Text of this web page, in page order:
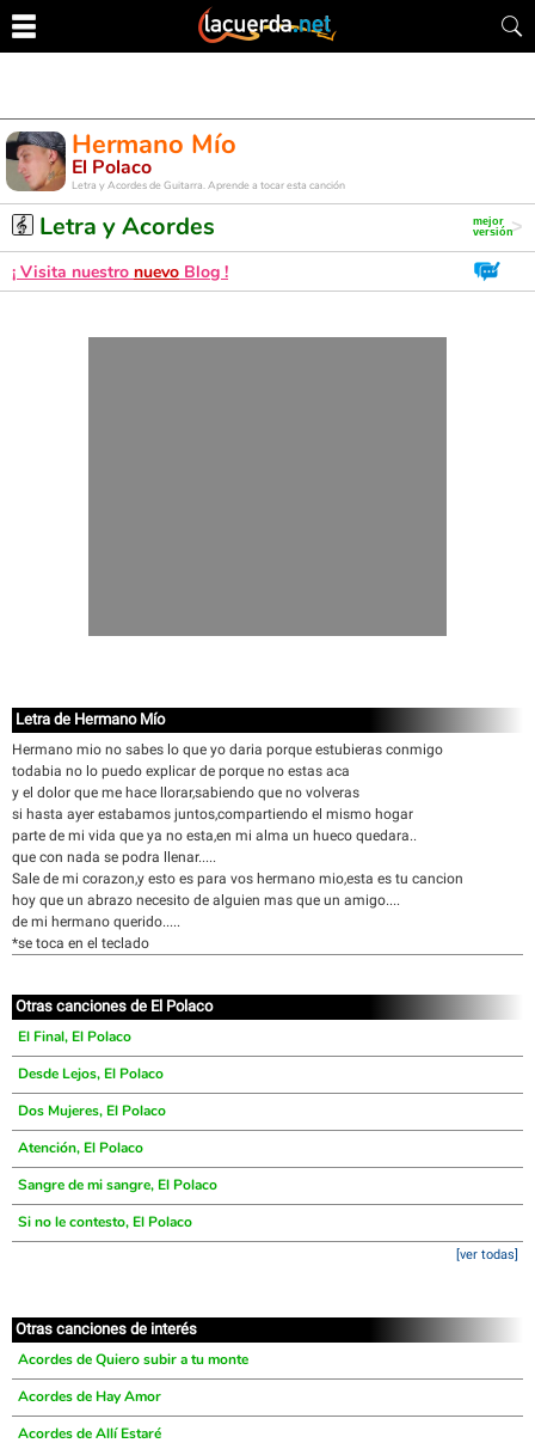
Hermano Mío
El Polaco
Letra y Acordes de Guitarra. Aprende a tocar esta canción
Letra y Acordes
¡ Visita nuestro nuevo Blog !
Letra de Hermano Mío
Hermano mio no sabes lo que yo daria porque estubieras conmigo
todabia no lo puedo explicar de porque no estas aca
y el dolor que me hace llorar,sabiendo que no volveras
si hasta ayer estabamos juntos,compartiendo el mismo hogar
parte de mi vida que ya no esta,en mi alma un hueco quedara..
que con nada se podra llenar.....
Sale de mi corazon,y esto es para vos hermano mio,esta es tu cancion
hoy que un abrazo necesito de alguien mas que un amigo....
de mi hermano querido.....
*se toca en el teclado
Otras canciones de El Polaco
El Final, El Polaco
Desde Lejos, El Polaco
Dos Mujeres, El Polaco
Atención, El Polaco
Sangre de mi sangre, El Polaco
Si no le contesto, El Polaco
[ver todas]
Otras canciones de interés
Acordes de Quiero subir a tu monte
Acordes de Hay Amor
Acordes de Allí Estaré